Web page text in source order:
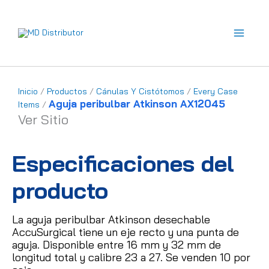
contenido
Inicio / Productos / Cánulas Y Cistótomos / Every Case
Items / Aguja peribulbar Atkinson AX12045
Ver Sitio
Especificaciones del
producto
La aguja peribulbar Atkinson desechable
AccuSurgical tiene un eje recto y una punta de
aguja. Disponible entre 16 mm y 32 mm de
longitud total y calibre 23 a 27. Se venden 10 por